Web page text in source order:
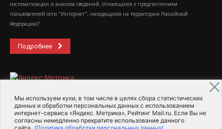
Мы используем куки, в том числе в целях сбора статистических
данных и обработки персональных данных с использованием
интернет-сервиса «Яндекс. Метрика», Рейтинг Mail.ru. Если Вы не
согласны немедленно прекратите использование данного
сайта. (Политика обработки персональных данных)
систематизации и анализа сведений, относящихся к предпочтениям
пользователей сети "Интернет", находящихся на территории Российской
Федерации)".
Подробнее
2015-2026- Информационное агентство МедиаПоток